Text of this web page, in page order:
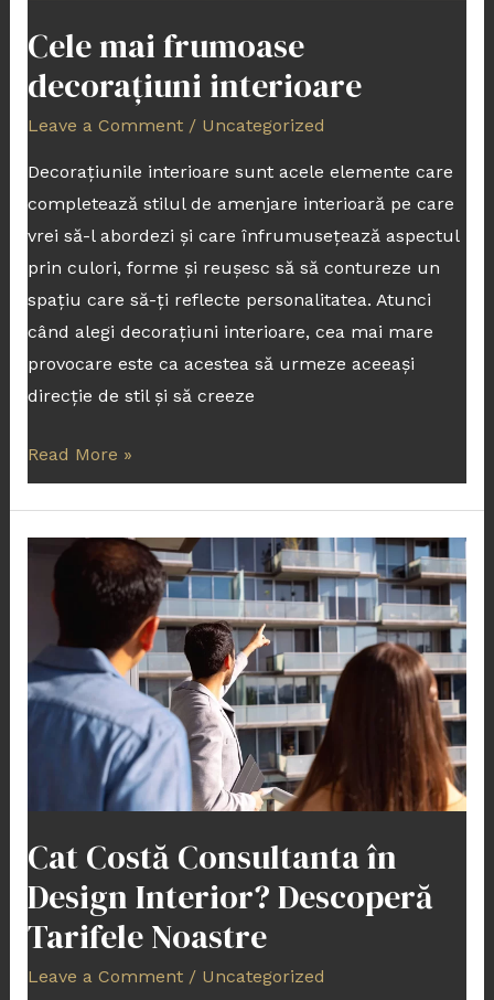
Cele mai frumoase
decorațiuni interioare
Leave a Comment / Uncategorized
Decorațiunile interioare sunt acele elemente care
completează stilul de amenjare interioară pe care
vrei să-l abordezi și care înfrumusețează aspectul
prin culori, forme și reușesc să să contureze un
spațiu care să-ți reflecte personalitatea. Atunci
când alegi decorațiuni interioare, cea mai mare
provocare este ca acestea să urmeze aceeași
direcție de stil și să creeze
Read More »
Cat Costă Consultanta în
Design Interior? Descoperă
Tarifele Noastre
Leave a Comment / Uncategorized
Consultanta
Design
Interior?
Descoperă
Noastre